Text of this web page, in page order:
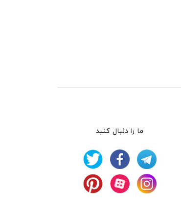
ما را دنبال کنید